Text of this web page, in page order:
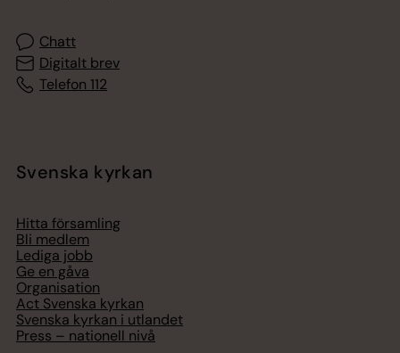
Chatt
Digitalt brev
Telefon 112
Svenska kyrkan
Hitta församling
Bli medlem
Lediga jobb
Ge en gåva
Organisation
Act Svenska kyrkan
Svenska kyrkan i utlandet
Press – nationell nivå